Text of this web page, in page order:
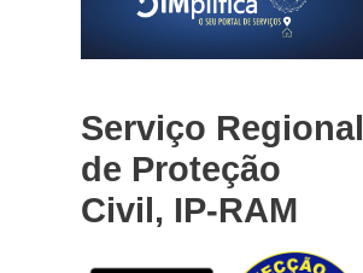
Serviço Regional
de Proteção
Civil, IP-RAM